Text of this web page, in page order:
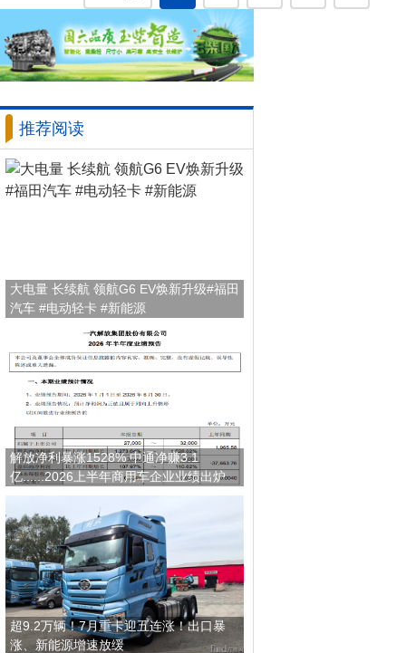
推荐阅读
大电量 长续航 领航G6 EV焕新升级#福田
汽车 #电动轻卡 #新能源
解放净利暴涨1528% 中通净赚3.1
亿......2026上半年商用车企业业绩出炉
超9.2万辆！7月重卡迎五连涨！出口暴
涨、新能源增速放缓